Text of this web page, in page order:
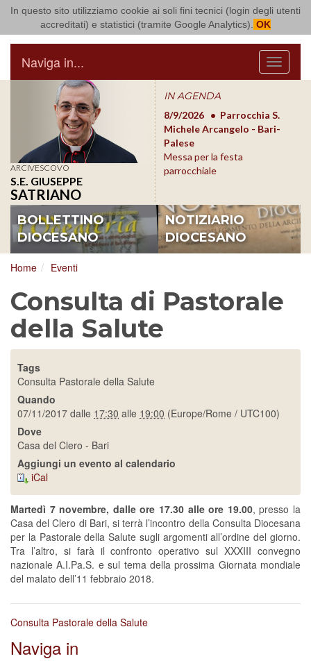
In questo sito utilizziamo cookie ai soli fini tecnici (login degli utenti
accreditati) e statistici (tramite Google Analytics). OK
Arcidiocesi di Bari Bitonto
Menu
Naviga in...
ARCIVESCOVO
S.E. GIUSEPPE
SATRIANO
IN AGENDA
8/17/2026
Conversano
Conferenza Episcopale
Pugliese
8/9/2026
Parrocchia S.
Michele Arcangelo - Bari-
Palese
Messa per la festa
parrocchiale
BOLLETTINO
DIOCESANO
NOTIZIARIO
DIOCESANO
Home Eventi
Consulta di Pastorale
della Salute
Tags
Consulta Pastorale della Salute
Quando
07/11/2017 dalle 17:30 alle 19:00 (Europe/Rome / UTC100)
Dove
Casa del Clero - Bari
Aggiungi un evento al calendario
iCal
Martedì 7 novembre, dalle ore 17.30 alle ore 19.00, presso la
Casa del Clero di Bari, si terrà l’incontro della Consulta Diocesana
per la Pastorale della Salute sugli argomenti all’ordine del giorno.
Tra l’altro, si farà il confronto operativo sul XXXIII convegno
nazionale A.I.Pa.S. e sul tema della prossima Giornata mondiale
del malato dell’11 febbraio 2018.
Consulta Pastorale della Salute
Naviga in